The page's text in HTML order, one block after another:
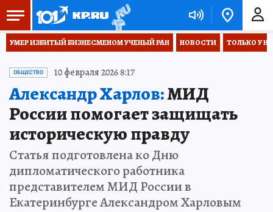
УМЕР ИЗБИТЫЙ БИЗНЕСМЕНОМ УЧЕНЫЙ РАН НОВОСТИ ТОЛЬКО У
ОБЩЕСТВО 10 февраля 2026 8:17
Александр Харлов:МИД
России помогает защищать
историческую правду
Статья подготовлена ко Дню
дипломатического работника
представителем МИД России в
Екатеринбурге Александром Харловым